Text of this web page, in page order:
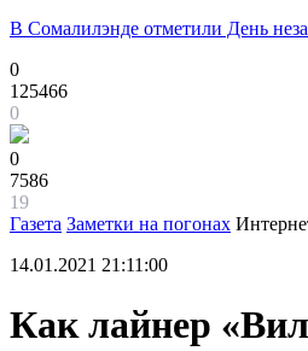
В Сомалилэнде отметили День
0
125466
0
0
7586
19
Газета Заметки на погонах
14.01.2021 21:11:00
Как лайнер